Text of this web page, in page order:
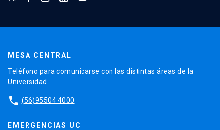
MESA CENTRAL
Teléfono para comunicarse con las distintas áreas de la
Universidad.
phone (56)95504 4000
EMERGENCIAS UC